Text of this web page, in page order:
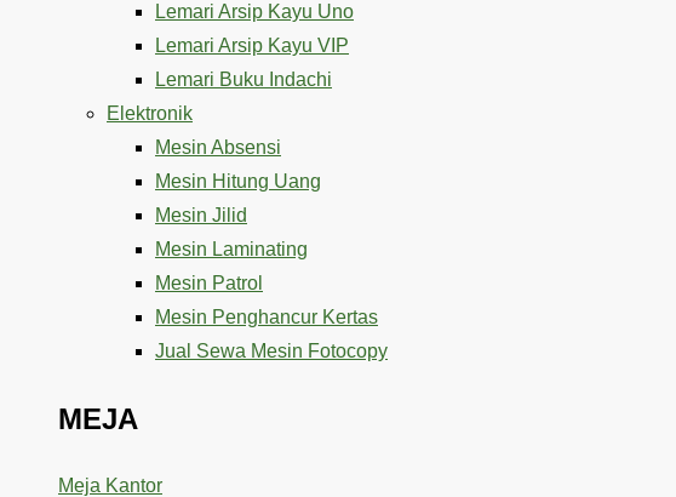
Lemari Arsip Kayu Uno
Lemari Arsip Kayu VIP
Lemari Buku Indachi
Elektronik
Mesin Absensi
Mesin Hitung Uang
Mesin Jilid
Mesin Laminating
Mesin Patrol
Mesin Penghancur Kertas
Jual Sewa Mesin Fotocopy
MEJA
Meja Kantor